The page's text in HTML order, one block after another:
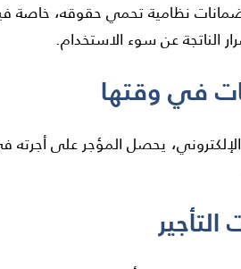
نظامية تحمي حقوقه، خاصة
الناتجة عن سوء الاستخدام.
الإلكتروني، يحصل المؤجر على